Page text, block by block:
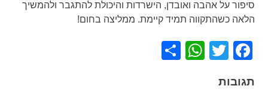
סיפור על אהבה ואובדן, הישרדות והיכולת להתגבר ולהמשיך
הלאה כשהתקווה תמיד קיימת. ממליצה בחום!
Facebook
Twitter
WhatsApp
תגובות